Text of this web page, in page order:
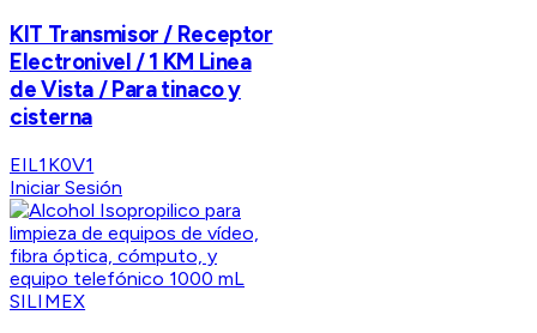
KIT Transmisor / Receptor
Electronivel / 1 KM Linea
de Vista / Para tinaco y
cisterna
EIL1K0V1
Iniciar Sesión
SILIMEX